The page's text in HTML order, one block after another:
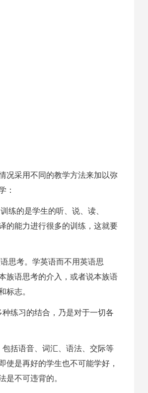
况采用不同的教学方法来加以弥
：
练的是学生的听、说、读、
的能力进行很多的训练，这就要
思考。学英语而不用英语思
族语思考的介入，或者说本族语
标志。
练习的结合，乃是对于一切各
括语音、词汇、语法、交际等
使是再好的学生也不可能学好，
是不可违背的。